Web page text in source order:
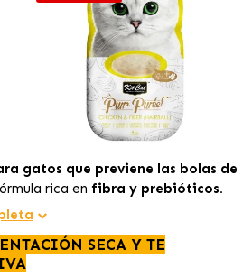
gatos que previene las bolas de
rica en fibra y prebióticos.
100% naturales
sensibilidad digestiva.
yVitamina E , este snack
general de tu gato.
SECA Y TE